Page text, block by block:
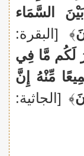
السَّمَاء
﴾ [البقرة:
لَكُم مَّا فِي
مِّنْهُ إِنَّ
﴾ [الجاثية: